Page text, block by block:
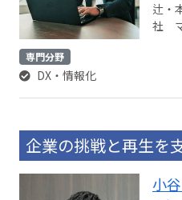
辻・
社
専門分野
DX・情報化
企業の挑戦と再生を
小